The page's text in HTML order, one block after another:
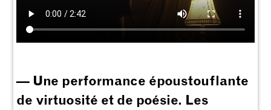
— Une performance époustouflante
de virtuosité et de poésie. Les